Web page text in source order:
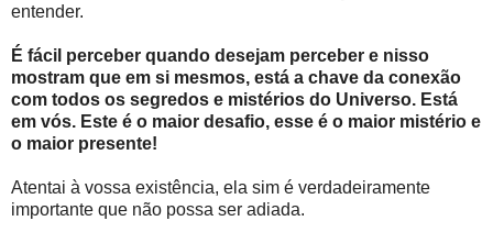
entender.
É fácil perceber quando desejam perceber e nisso
mostram que em si mesmos, está a chave da conexão
com todos os segredos e mistérios do Universo. Está
em vós. Este é o maior desafio, esse é o maior mistério e
o maior presente!
Atentai à vossa existência, ela sim é verdadeiramente
importante que não possa ser adiada.